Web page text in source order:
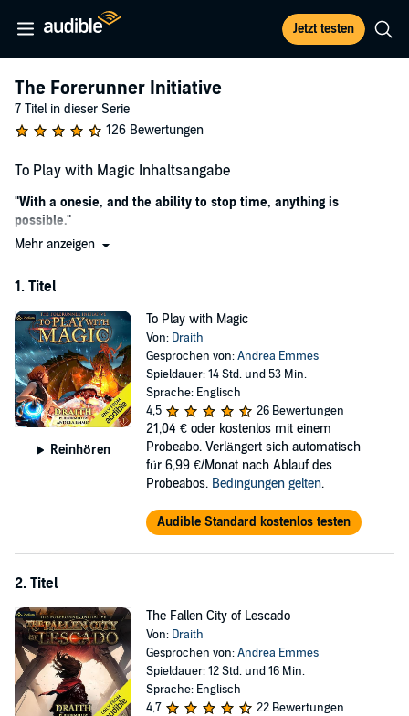
Jetzt testen
The Forerunner Initiative
7 Titel in dieser Serie
126 Bewertungen
To Play with Magic Inhaltsangabe
"With a onesie, and the ability to stop time, anything is
possible."
Dragons, catgirls, guns, and magic—oh, and the ability to stop time.
that'd be nice.
Right, there was that one other thing: finding a way home before the
world ends. But hey, that's what my mom would call the last step in
your five-year plan.
The first? Play with magic.
©2023 Draith aka D. F. Kirtzinger (P)2023 Podium Audio
Mehr anzeigen
1. Titel
Reinhören
To Play with Magic
Von: Draith
Gesprochen von:Andrea Emmes
Spieldauer: 14 Std. und 53 Min.
Sprache: Englisch
4,5
26 Bewertungen
21,04 € oder kostenlos mit einem
Probeabo. Verlängert sich automatisch
für 6,99 €/Monat nach Ablauf des
Probeabos. Bedingungen gelten.
Audible Standard kostenlos testen
2. Titel
The Fallen City of Lescado
Von: Draith
Gesprochen von:Andrea Emmes
Spieldauer: 12 Std. und 16 Min.
Sprache: Englisch
4,7
22 Bewertungen